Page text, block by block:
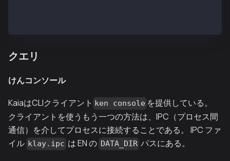
クエリ
けんコンソール
KaiaはCLIクライアント ken console を提供している。
クライアントを使うもう一つの方法は、IPC（プロセス間
通信）を介してプロセスに接続することである。 IPC ファ
イル klay.ipc は EN の DATA_DIR パスにある。